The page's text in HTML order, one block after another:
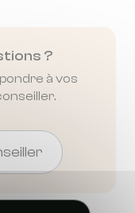
?
à vos